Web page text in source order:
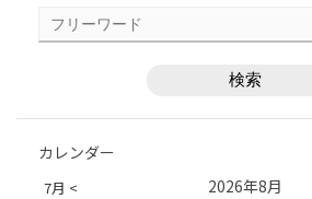
カレンダー
7月 < 2026年8月